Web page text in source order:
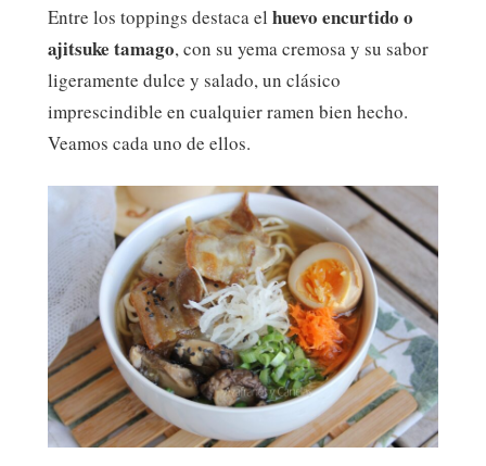
Entre los toppings destaca el huevo encurtido o
ajitsuke tamago, con su yema cremosa y su sabor
ligeramente dulce y salado, un clásico
imprescindible en cualquier ramen bien hecho.
Veamos cada uno de ellos.